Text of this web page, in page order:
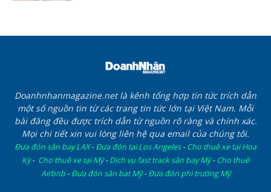
Doanhnhanmagazine.net là kênh tổng hợp tin tức trích dẫn
một số nguồn tin từ các trang tin tức lớn tại Việt Nam. Mỗi
bài đăng đều được trích dẫn từ nguồn rõ ràng và chính xác.
Mọi chi tiết xin vui lòng liên hệ qua email của chúng tôi.
Đưa đón sân bay LAX-Đưa đón tại Los Angeles-Cho thuê xe tại Hoa
Kỳ- Cho thuê xe tại Mỹ-Dịch vụ fast track sân bay Mỹ-Cho thuê
Airbnb-Đưa đón sân bat Mỹ-Đưa đón phi trường Mỹ